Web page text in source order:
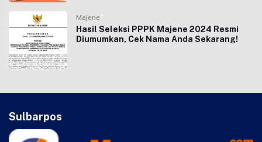
Majene
Hasil Seleksi PPPK Majene 2024 Resmi
Diumumkan, Cek Nama Anda Sekarang!
Sulbarpos